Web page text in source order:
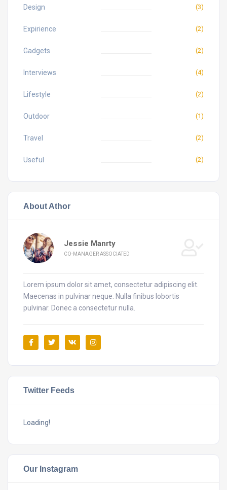
Design (3)
Expirience (2)
Gadgets (2)
Interviews (4)
Lifestyle (2)
Outdoor (1)
Travel (2)
Useful (2)
About Athor
Jessie Manrty
CO-MANAGER ASSOCIATED
Lorem ipsum dolor sit amet, consectetur adipiscing elit.
Maecenas in pulvinar neque. Nulla finibus lobortis
pulvinar. Donec a consectetur nulla.
Twitter Feeds
Loading!
Our Instagram